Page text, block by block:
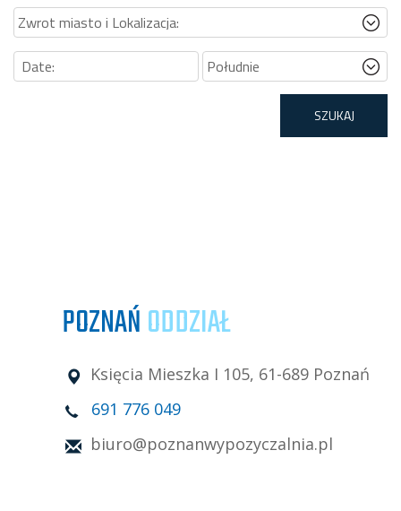
POZNAŃODDZIAŁ
Księcia Mieszka I 105, 61-689 Poznań
691 776 049
biuro@poznanwypozyczalnia.pl